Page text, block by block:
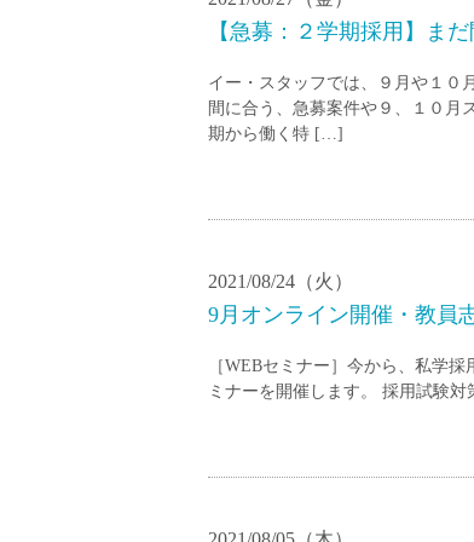
【急募：２学期採用】ま
イー・スタッフでは、９月や１０
間に合う、急募案件や９、１０
期から働く特 […]
2021/08/24（火）
9月オンライン開催・教員
［WEBセミナー］今から、私学
ミナーを開催します。 採用試験